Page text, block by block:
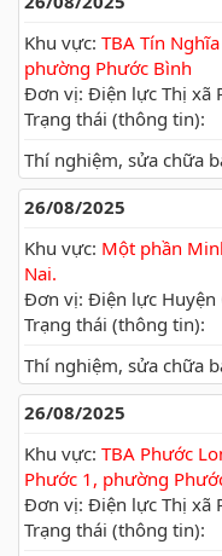
Khu vực: TBA Tín
phường Phước Bình
Đơn vị: Điện lực Thị xã
Trạng thái (thông tin):
Thí nghiệm, sửa chữa
26/08/2025
Khu vực: Một phần
Nai.
Đơn vị: Điện lực Huyện
Trạng thái (thông tin):
Thí nghiệm, sửa chữa
26/08/2025
Khu vực: TBA Phước
Phước 1, phường
Đơn vị: Điện lực Thị xã
Trạng thái (thông tin):